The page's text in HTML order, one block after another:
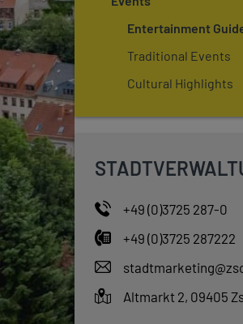
Entertainment
Traditional Events
Cultural Highlights
+49 (0)3725 287-0
+49 (0)3725 287222
Altmarkt 2, 09405